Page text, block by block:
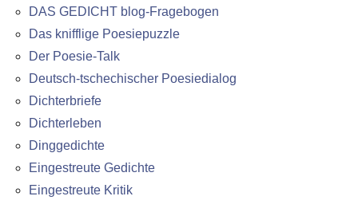
DAS GEDICHT blog-Fragebogen
Das knifflige Poesiepuzzle
Der Poesie-Talk
Deutsch-tschechischer Poesiedialog
Dichterbriefe
Dichterleben
Dinggedichte
Eingestreute Gedichte
Eingestreute Kritik